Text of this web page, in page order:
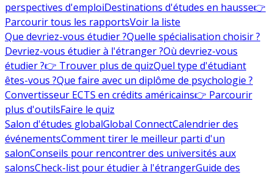
perspectives d'emploiDestinations d'études en hausse👉
Parcourir tous les rapportsVoir la liste
Que devriez-vous étudier ?Quelle spécialisation choisir ?
Devriez-vous étudier à l'étranger ?Où devriez-vous
étudier ?👉 Trouver plus de quizQuel type d'étudiant
êtes-vous ?Que faire avec un diplôme de psychologie ?
Convertisseur ECTS en crédits américains👉 Parcourir
plus d'outilsFaire le quiz
Salon d'études globalGlobal ConnectCalendrier des
événementsComment tirer le meilleur parti d'un
salonConseils pour rencontrer des universités aux
salonsCheck-list pour étudier à l'étrangerGuide des